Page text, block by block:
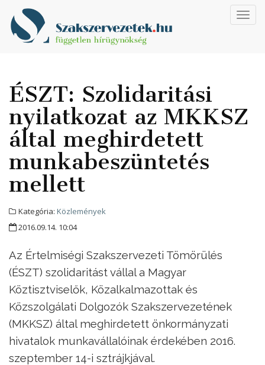
ÉSZT: Szolidaritási
nyilatkozat az MKKSZ
által meghirdetett
munkabeszüntetés
mellett
Kategória: Közlemények
2016.09.14. 10:04
Az Értelmiségi Szakszervezeti Tömörülés
(ÉSZT) szolidaritást vállal a Magyar
Köztisztviselők, Közalkalmazottak és
Közszolgálati Dolgozók Szakszervezetének
(MKKSZ) által meghirdetett önkormányzati
hivatalok munkavállalóinak érdekében 2016.
szeptember 14-i sztrájkjával.